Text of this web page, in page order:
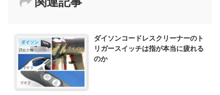
ダイソン
ダイソンコードレスクリーナーのト
リガースイッチは指が本当に疲れる
のか